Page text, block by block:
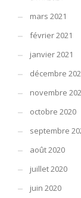
mars 2021
février 2021
janvier 2021
décembre
novembre
octobre 2020
septembre
août 2020
juillet 2020
juin 2020